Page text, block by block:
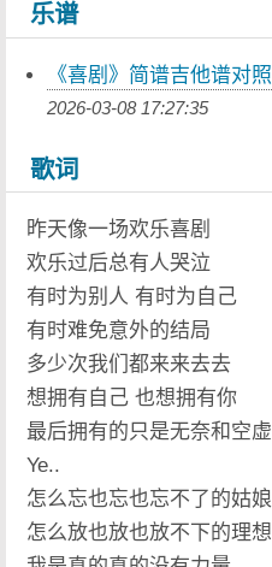
乐谱
《喜剧》简谱吉他谱对照
2026-03-08 17:27:35
歌词
昨天像一场欢乐喜剧
欢乐过后总有人哭泣
有时为别人 有时为自己
有时难免意外的结局
多少次我们都来来去去
想拥有自己 也想拥有你
最后拥有的只是无奈和空虚
Ye..
怎么忘也忘也忘不了的姑娘
怎么放也放也放不下的理想